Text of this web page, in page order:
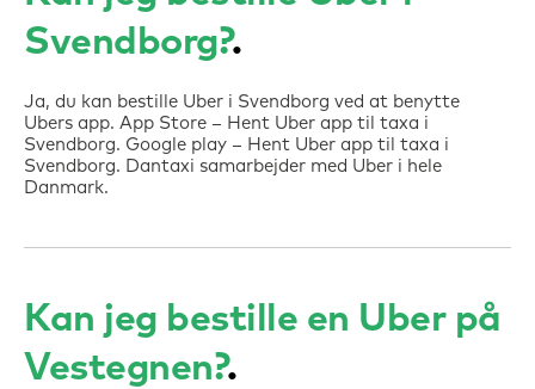
Svendborg?
Ja, du kan bestille Uber i Svendborg ved at benytte
Ubers app. App Store – Hent Uber app til taxa i
Svendborg. Google play – Hent Uber app til taxa i
Svendborg. Dantaxi samarbejder med Uber i hele
Danmark.
Kan jeg bestille en Uber på
Vestegnen?